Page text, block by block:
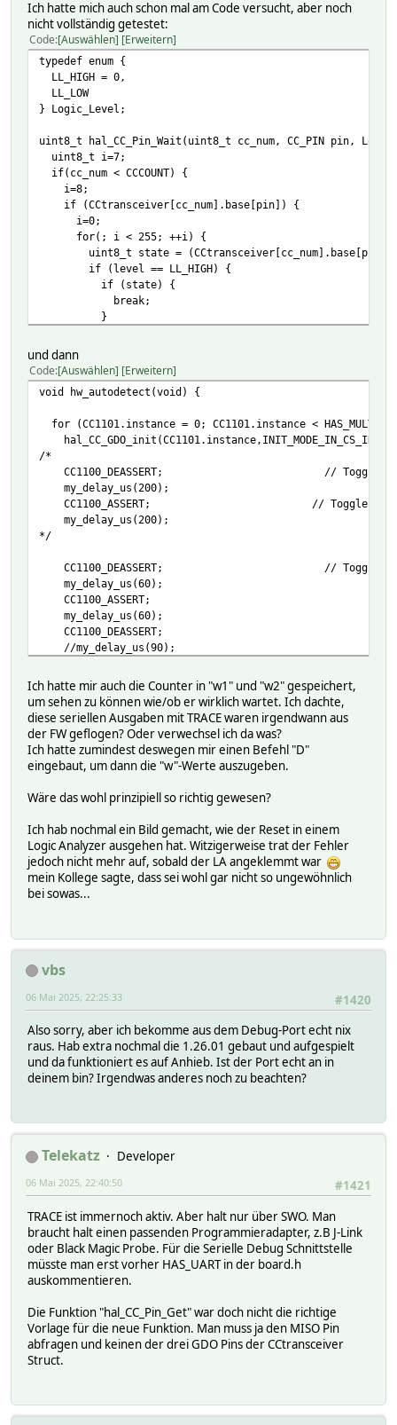
Ich hatte mich auch schon mal am Code versucht, aber noch
nicht vollständig getestet:
Code Auswählen Erweitern
typedef enum {
LL_HIGH = 0,
LL_LOW
} Logic_Level;
uint8_t hal_CC_Pin_Wait(uint8_t cc_num, CC_PIN pin,
uint8_t i=7;
if(cc_num < CCCOUNT) {
i=8;
if (CCtransceiver[cc_num].base[pin]) {
i=0;
for(; i < 255; ++i) {
uint8_t state = (CCtransceiver[cc_num].base[pin]-
if (level == LL_HIGH) {
if (state) {
break;
}
if (!state) {
break;
}
}
}
}
}
return i;
uint32_t hal_CC_Pin_Wait_Low(uint8_t cc_num, CC_PIN pin)
return hal_CC_Pin_Wait(cc_num, pin, LL_LOW);
uint32_t hal_CC_Pin_Wait_High(uint8_t cc_num, CC_PIN
return hal_CC_Pin_Wait(cc_num, pin, LL_HIGH);
und dann
Code Auswählen Erweitern
void hw_autodetect(void) {
for (CC1101.instance = 0; CC1101.instance <
hal_CC_GDO_init(CC1101.instance,INIT_MODE_IN_CS_IN);
/*
CC1100_DEASSERT; // Toggle chip
my_delay_us(200);
CC1100_ASSERT; // Toggle chip
my_delay_us(200);
*/
CC1100_DEASSERT; // Toggle chip
my_delay_us(60);
CC1100_ASSERT;
my_delay_us(60);
CC1100_DEASSERT;
//my_delay_us(90);
w1[CC1101.instance] =
ccStrobe( CC1100_SRES ); // Send SRES
w2[CC1101.instance] =
//my_delay_us(200);
}
Ich hatte mir auch die Counter in "w1" und "w2" gespeichert,
um sehen zu können wie/ob er wirklich wartet. Ich dachte,
diese seriellen Ausgaben mit TRACE waren irgendwann aus
der FW geflogen? Oder verwechsel ich da was?
Ich hatte zumindest deswegen mir einen Befehl "D"
eingebaut, um dann die "w"-Werte auszugeben.
Wäre das wohl prinzipiell so richtig gewesen?
Ich hab nochmal ein Bild gemacht, wie der Reset in einem
Logic Analyzer ausgehen hat. Witzigerweise trat der Fehler
jedoch nicht mehr auf, sobald der LA angeklemmt war
mein Kollege sagte, dass sei wohl gar nicht so ungewöhnlich
bei sowas...
vbs
#1420
06 Mai 2025, 22:25:33
Also sorry, aber ich bekomme aus dem Debug-Port echt nix
raus. Hab extra nochmal die 1.26.01 gebaut und aufgespielt
und da funktioniert es auf Anhieb. Ist der Port echt an in
deinem bin? Irgendwas anderes noch zu beachten?
Telekatz
Developer
#1421
06 Mai 2025, 22:40:50
TRACE ist immernoch aktiv. Aber halt nur über SWO. Man
braucht halt einen passenden Programmieradapter, z.B J-Link
oder Black Magic Probe. Für die Serielle Debug Schnittstelle
müsste man erst vorher HAS_UART in der board.h
auskommentieren.
Die Funktion "hal_CC_Pin_Get" war doch nicht die richtige
Vorlage für die neue Funktion. Man muss ja den MISO Pin
abfragen und keinen der drei GDO Pins der CCtransceiver
Struct.